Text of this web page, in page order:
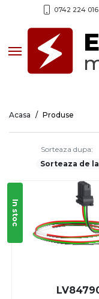
0742 224 016
Toggle navigation
Acasa Produse
Sorteaza dupa:
Sorteaza de
In stoc